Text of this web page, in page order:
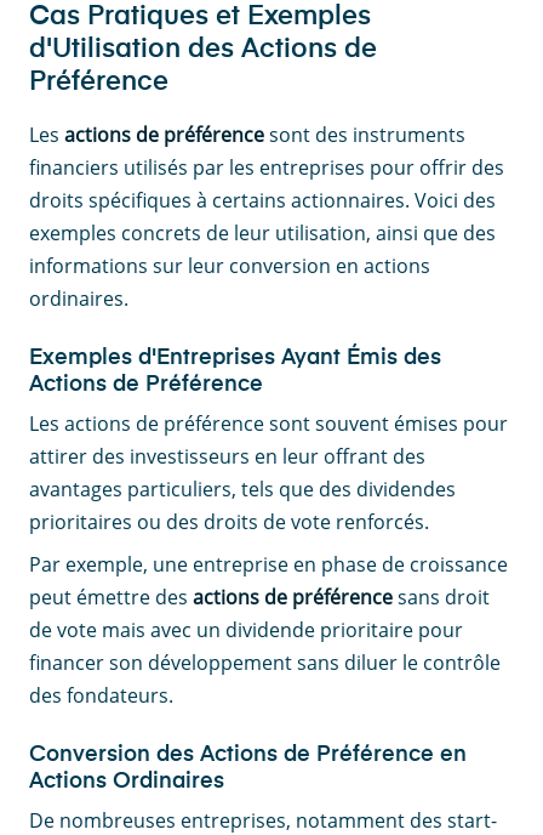
Cas Pratiques et Exemples
d'Utilisation des Actions de
Préférence
Les actions de préférencesont des instruments
financiers utilisés par les entreprises pour offrir des
droits spécifiques à certains actionnaires. Voici des
exemples concrets de leur utilisation, ainsi que des
informations sur leur conversion en actions
ordinaires.
Exemples d'Entreprises Ayant Émis des
Actions de Préférence
Les actions de préférence sont souvent émises pour
attirer des investisseurs en leur offrant des
avantages particuliers, tels que des dividendes
prioritaires ou des droits de vote renforcés.
Par exemple, une entreprise en phase de croissance
peut émettre des actions de préférencesans droit
de vote mais avec un dividende prioritaire pour
financer son développement sans diluer le contrôle
des fondateurs.
Conversion des Actions de Préférence en
Actions Ordinaires
De nombreuses entreprises, notamment des start-